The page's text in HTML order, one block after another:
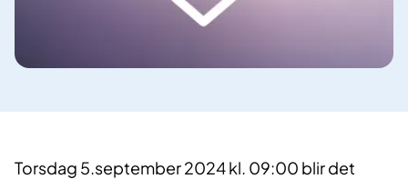
Torsdag 5.september 2024 kl. 09:00 blir det